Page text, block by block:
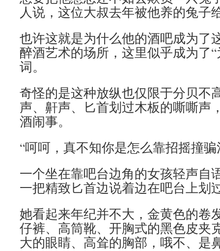
人说，这位大叔去年被他养的兔子
也许这就是为什么他的酒吧成为了
醉酒艺术的场所，这里似乎成为了
词。
奇怪的是这种放纵也仅限于分贝不
声、鼾声、匕首划过木板的嘶嘶声
酒闹事。
“呵呵，真不知你是怎么靠招摇撞
一个坐在靠吧台边角的女孩轻声自
一把精致匕首边说着边在吧台上划
她看起来年纪并不大，金黄色的卷
仔裤、高筒靴、开胸式的黑色皮夹
大的眼睛、高耸的胸部，哦不、是